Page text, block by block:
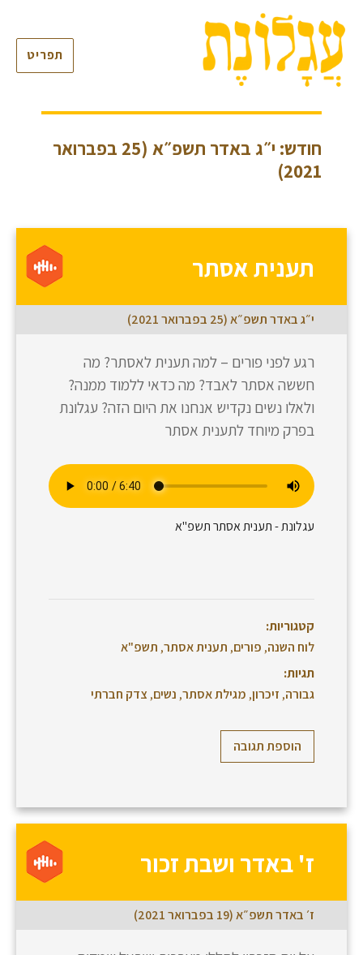
תפריט
חודש: י״ג באדר תשפ״א (25 בפברואר
2021)
תענית אסתר
י״ג באדר תשפ״א (25 בפברואר 2021)
רגע לפני פורים – למה תענית לאסתר? מה
חששה אסתר לאבד? מה כדאי ללמוד ממנה?
ולאלו נשים נקדיש אנחנו את היום הזה? עגלונת
בפרק מיוחד לתענית אסתר
עגלונת - תענית אסתר תשפ"א
קטגוריות:
לוח השנה, פורים, תענית אסתר, תשפ"א
תגיות:
גבורה, זיכרון, מגילת אסתר, נשים, צדק חברתי
הוספת תגובה
ז' באדר ושבת זכור
ז׳ באדר תשפ״א (19 בפברואר 2021)